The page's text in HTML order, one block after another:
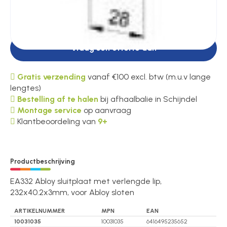
Vraag een offerte aan
Gratis verzending vanaf €100 excl. btw (m.u.v lange
lengtes)
Bestelling af te halen bij afhaalbalie in Schijndel
Montage service op aanvraag
Klantbeoordeling van 9+
Productbeschrijving
EA332 Abloy sluitplaat met verlengde lip,
232x40.2x3mm, voor Abloy sloten
ARTIKELNUMMER MPN
EAN
10031035
10031035 6416495235652